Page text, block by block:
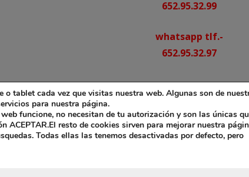
652.95.32.99
whatsapp tlf.-
652.95.32.97
o por correo:
tablet cada vez que visitas nuestra web. Algunas son de
para nuestra página.
funcione, no necesitan de tu autorización y son las únicas
resto de cookies sirven para mejorar nuestra
Todas ellas las tenemos desactivadas por defecto, pero